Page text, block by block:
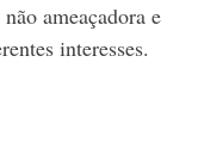
ameaçadora e
interesses.